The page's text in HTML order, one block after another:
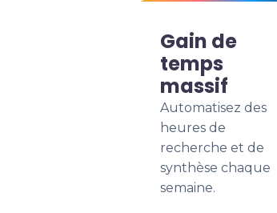
Gain de
temps
massif
Automatisez des
heures de
recherche et de
synthèse chaque
semaine.